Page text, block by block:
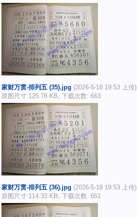
家财万贯-排列五 (35).jpg (2026-5-18 19:53 上传)
原图尺寸 125.78 KB, 下载次数: 663
家财万贯-排列五 (36).jpg (2026-5-18 19:53 上传)
原图尺寸 114.33 KB, 下载次数: 651